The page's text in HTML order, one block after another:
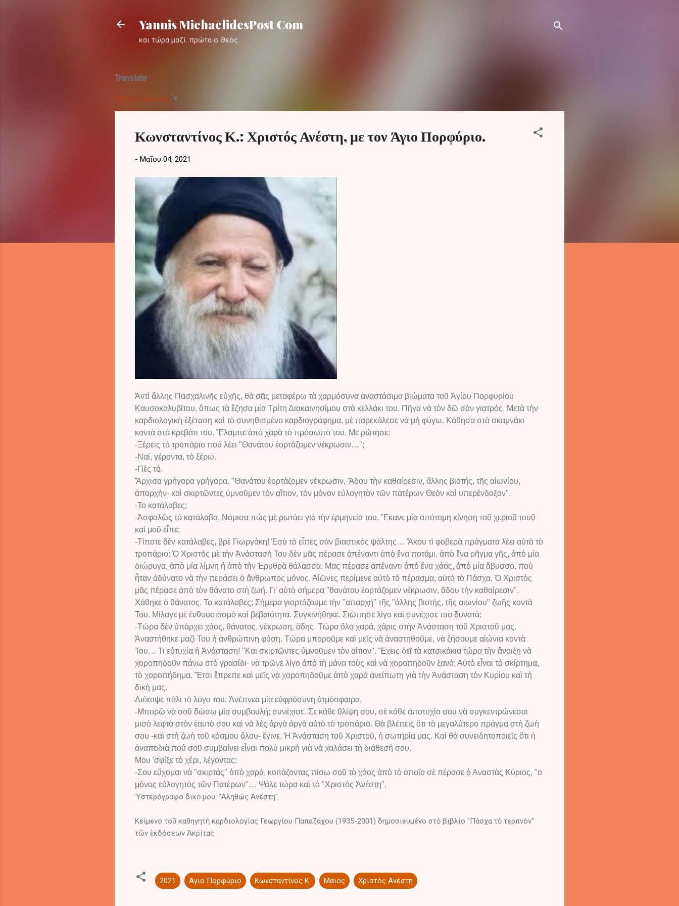
Yannis MichaelidesPost Com
και τώρα μαζί. πρώτα ο Θεός.
Translate
Select Language ▼
Κωνσταντίνος Κ.: Χριστός Ανέστη, με τον Άγιο Πορφύριο.
- Μαΐου 04, 2021
Ἀντὶ ἄλλης Πασχαλινῆς εὐχῆς, θὰ σᾶς μεταφέρω τὰ χαρμόσυνα ἀναστάσιμα βιώματα τοῦ Ἁγίου Πορφυρίου
Καυσοκαλυβίτου, ὅπως τὰ ἔζησα μία Τρίτη Διακαινησίμου στὸ κελλάκι του. Πῆγα νὰ τὸν δῶ σὰν γιατρός. Μετὰ τὴν
καρδιολογικὴ ἐξέταση καὶ τὸ συνηθισμένο καρδιογράφημα, μὲ παρεκάλεσε νὰ μὴ φύγω. Κάθησα στὸ σκαμνάκι
κοντὰ στὸ κρεβάτι του. Ἔλαμπε ἀπὸ χαρὰ τὸ πρόσωπὸ του. Με ρώτησε:
-Ξέρεις τὸ τροπάριο πού λέει "Θανάτου ἑορτάζομεν νέκρωσιν…";
-Ναί, γέροντα, τὸ ξέρω.
-Πὲς τό.
Ἄρχισα γρήγορα γρήγορα. "Θανάτου ἑορτάζομεν νέκρωσιν, Ἅδου τὴν καθαίρεσιν, ἄλλης βιοτής, τῆς αἰωνίου,
ἀπαρχὴν· καὶ σκιρτῶντες ὑμνοῦμεν τὸν αἴτιον, τὸν μόνον εὐλογητὸν τῶν πατέρων Θεὸν καὶ υπερένδοξον".
-Το κατάλαβες;
-Ἀσφαλῶς τὸ κατάλαβα. Νόμισα πώς μὲ ρωτάει γιὰ τὴν ἑρμηνεία του. Ἔκανε μία ἀπότομη κίνηση τοῦ χεριοῦ τουῦ
καὶ μοῦ εἶπε:
-Τίποτε δὲν κατάλαβες, βρὲ Γιωργάκη! Ἐσὺ τὸ εἶπες σὰν βιαστικὸς ψάλτης… Ἄκου τὶ φοβερὰ πράγματα λέει αὐτὸ τὸ
τροπάριο: Ὁ Χριστὸς μὲ τὴν Ἀνάστασὴ Του δὲν μᾶς πέρασε ἀπέναντι ἀπὸ ἕνα ποτάμι, ἀπὸ ἕνα ρῆγμα γῆς, ἀπὸ μία
διώρυγα, ἀπὸ μία λίμνη ἢ ἀπὸ τὴν Ἐρυθρὰ θάλασσα. Μας πέρασε ἀπέναντι ἀπὸ ἕνα χάος, ἀπὸ μία ἄβυσσο, πού
ἦταν ἀδύνατο νὰ τὴν περάσει ὁ ἄνθρωπος μόνος. Αἰῶνες περίμενε αὐτὸ τὸ πέρασμα, αὐτὸ τὸ Πάσχα. Ὁ Χριστὸς
μᾶς πέρασε ἀπὸ τὸν θάνατο στὴ ζωή. Γι' αὐτὸ σήμερα "θανάτου ἑορτάζομεν νέκρωσιν, ἅδου τὴν καθαίρεσιν".
Χάθηκε ὁ θάνατος. Το κατάλαβες; Σήμερα γιορτάζουμε τὴν "απαρχή" τῆς "άλλης βιοτής, τῆς αιωνίου" ζωῆς κοντὰ
Του. Μίλαγε μὲ ἐνθουσιασμὸ καὶ βεβαιότητα. Συγκινήθηκε. Σιώπησε λίγο καὶ συνέχισε πιὸ δυνατὰ:
-Τώρα δὲν ὑπάρχει χάος, θάνατος, νέκρωση, ἄδης. Τώρα ὅλα χαρά, χάρις στὴν Ἀνάσταση τοῦ Χριστοῦ μας.
Ἀναστήθηκε μαζὶ Του ἡ ἀνθρώπινη φύση. Τώρα μποροῦμε καὶ μεῖς νὰ ἀναστηθοῦμε, νὰ ζήσουμε αἰώνια κοντὰ
Του… Τι εὐτυχία ἡ Ἀνάσταση! "Και σκιρτῶντες ὑμνοῦμεν τὸν αίτιον". Ἔχεις δεῖ τὰ κατσικάκια τώρα τὴν ἄνοιξη νὰ
χοροπηδοῦν πάνω στὸ γρασίδι· νὰ τρῶνε λίγο ἀπὸ τὴ μάνα τοὺς καὶ νὰ χοροπηδοῦν ξανά; Αὐτὸ εἶναι τὸ σκίρτημα,
τὸ χοροπήδημα. Ἔτσι ἔπρεπε καὶ μεῖς νὰ χοροπηδοῦμε ἀπὸ χαρὰ ἀνείπωτη γιὰ τὴν Ἀνάσταση τὸν Κυρίου καὶ τὴ
δικὴ μας.
Διέκοψε πάλι τὸ λόγο του. Ἀνέπνεα μία εὐφρόσυνη ἀτμόσφαιρα.
-Μπορῶ νὰ σοῦ δώσω μία συμβουλή; συνέχισε. Σε κάθε θλίψη σου, σὲ κάθε ἀποτυχία σου νὰ συγκεντρώνεσαι
μισὸ λεφτὸ στὸν ἑαυτὸ σου καὶ νὰ λὲς ἀργὰ ἀργὰ αὐτὸ τὸ τροπάριο. Θὰ βλέπεις ὅτι τὸ μεγαλύτερο πράγμα στὴ ζωὴ
σου -καὶ στὴ ζωὴ τοῦ κόσμου ὅλου- ἔγινε. Ἡ Ἀνάσταση τοῦ Χριστοῦ, ἡ σωτηρία μας. Καὶ θὰ συνειδητοποιεῖς ὅτι ἡ
ἀναποδιὰ πού σοῦ συμβαίνει εἶναι πολὺ μικρὴ γιὰ νὰ χαλάσει τὴ διάθεσή σου.
Μου 'σφίξε τὸ χέρι, λέγοντας:
-Σου εὔχομαι νὰ "σκιρτάς" ἀπὸ χαρά, κοιτάζοντας πίσω σοῦ τὸ χάος ἀπὸ τὸ ὁποῖο σὲ πέρασε ὁ Αναστὰς Κύριος, "ο
μόνος εὐλογητὸς τῶν Πατέρων"… Ψάλε τώρα καὶ τὸ "Χριστός Ἀνέστη".
Ὑστερόγραφο δικὸ μου: "Ἀληθώς Ἀνέστη".
Κείμενο τοῦ καθηγητὴ καρδιολογίας Γεωργίου Παπαζάχου (1935-2001) δημοσιευμένο στὸ βιβλίο "Πάσχα τὸ τερπνόν"
τῶν ἐκδόσεων Ἀκρίτας
2021 Άγιο Πορφύριο Κωνσταντίνος Κ. Μάιος Χριστός Ανέστη